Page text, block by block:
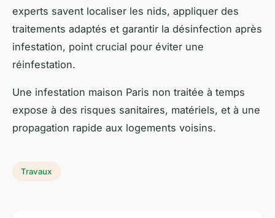
experts savent localiser les nids, appliquer des
traitements adaptés et garantir la désinfection après
infestation, point crucial pour éviter une
réinfestation.
Une infestation maison Paris non traitée à temps
expose à des risques sanitaires, matériels, et à une
propagation rapide aux logements voisins.
Travaux